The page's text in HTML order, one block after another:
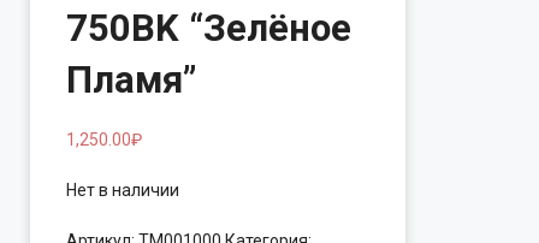
750BK “Зелёное
Пламя”
1,250.00₽
Нет в наличии